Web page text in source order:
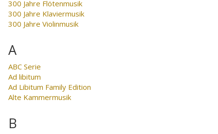
300 Jahre Flötenmusik
300 Jahre Klaviermusik
300 Jahre Violinmusik
A
ABC Serie
Ad libitum
Ad Libitum Family Edition
Alte Kammermusik
B